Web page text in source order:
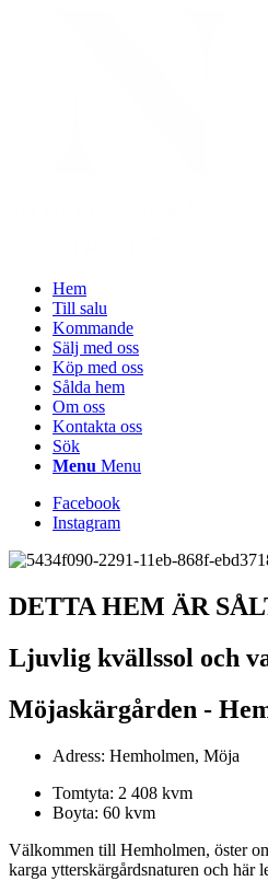
Hem
Till salu
Kommande
Sälj med oss
Köp med oss
Sålda hem
Om oss
Kontakta oss
Sök
Menu Menu
Facebook
Instagram
DETTA HEM ÄR
Ljuvlig kvällssol och
Möjaskärgården -
Adress: Hemholmen, Möja
Tomtyta: 2 408 kvm
Boyta: 60 kvm
Välkommen till Hemholmen, öster
karga ytterskärgårdsnaturen och här